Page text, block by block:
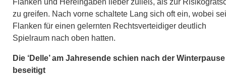
Flanken und Hereingaben lieber zuließ, als zur
zu greifen. Nach vorne schaltete Lang sich oft ein, wobei
Flanken für einen gelernten Rechtsverteidiger deutlich
Spielraum nach oben hatten.
Die ‘Delle’ am Jahresende schien nach der Winterpause
beseitigt